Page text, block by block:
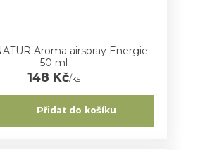
Aroma airspray Energie
50 ml
148 Kč/ks
Přidat do košíku